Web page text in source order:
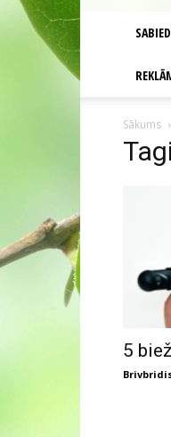
Sākums
5